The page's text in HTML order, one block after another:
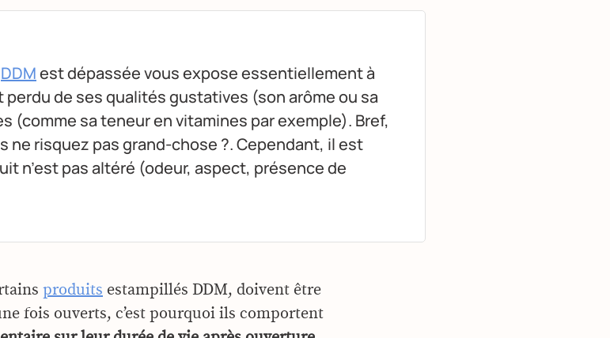
DDMest dépassée vous expose essentiellement à
de ses qualités gustatives (son arôme ou sa
(comme sa teneur en vitamines par exemple). Bref,
ne risquez pas grand-chose ?. Cependant, il est
n’est pas altéré (odeur, aspect, présence de
produits estampillés DDM, doivent être
fois ouverts, c’est pourquoi ils comportent